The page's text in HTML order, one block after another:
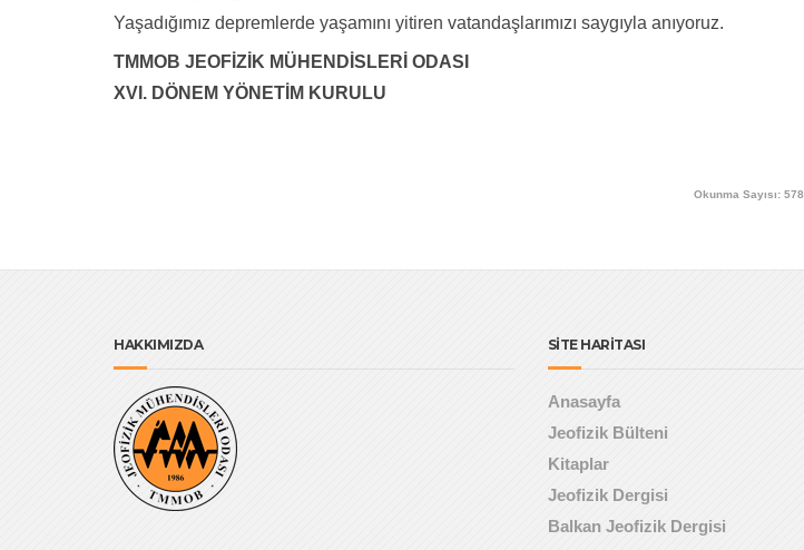
Yaşadığımız depremlerde yaşamını yitiren vatandaşlarımızı saygıyla anıyoruz.
TMMOB JEOFİZİK MÜHENDİSLERİ ODASI
XVI. DÖNEM YÖNETİM KURULU
Okunma Sayısı: 578
HAKKIMIZDA SİTE HARİTASI
Anasayfa
Jeofizik Bülteni
Kitaplar
Jeofizik Dergisi
Balkan Jeofizik Dergisi